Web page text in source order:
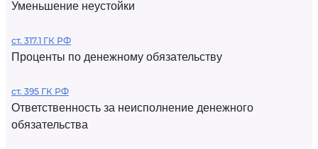
Уменьшение неустойки
ст. 317.1 ГК РФ
Проценты по денежному обязательству
ст. 395 ГК РФ
Ответственность за неисполнение денежного
обязательства